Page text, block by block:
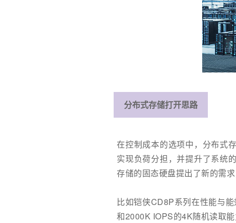
分布式存储打开思路
在控制成本的选项中，分布式
实现负荷分担，并提升了系统
存储的固态硬盘提出了新的需
比如铠侠CD8P系列在性能与
和2000K IOPS的4K随机读取